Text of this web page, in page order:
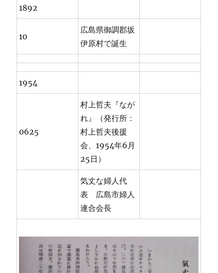
1892
10
広島県御調郡坂
伊原村で誕生
1954
0625
村上哲夫『なが
れ』（発行所：
村上哲夫後援
会、1954年6月
25日）
気丈な婦人代
表 広島市婦人
連合会長